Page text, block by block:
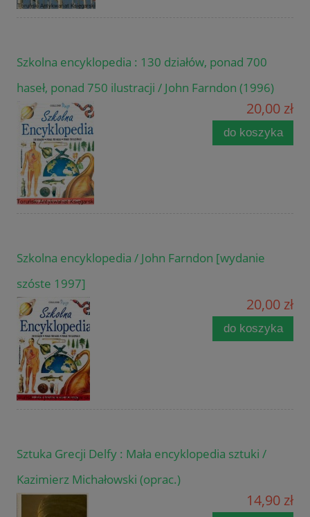
Szkolna encyklopedia : 130 działów, ponad 700
haseł, ponad 750 ilustracji / John Farndon (1996)
20,00 zł
do koszyka
Szkolna encyklopedia / John Farndon [wydanie
szóste 1997]
20,00 zł
do koszyka
Sztuka Grecji Delfy : Mała encyklopedia sztuki /
Kazimierz Michałowski (oprac.)
14,90 zł